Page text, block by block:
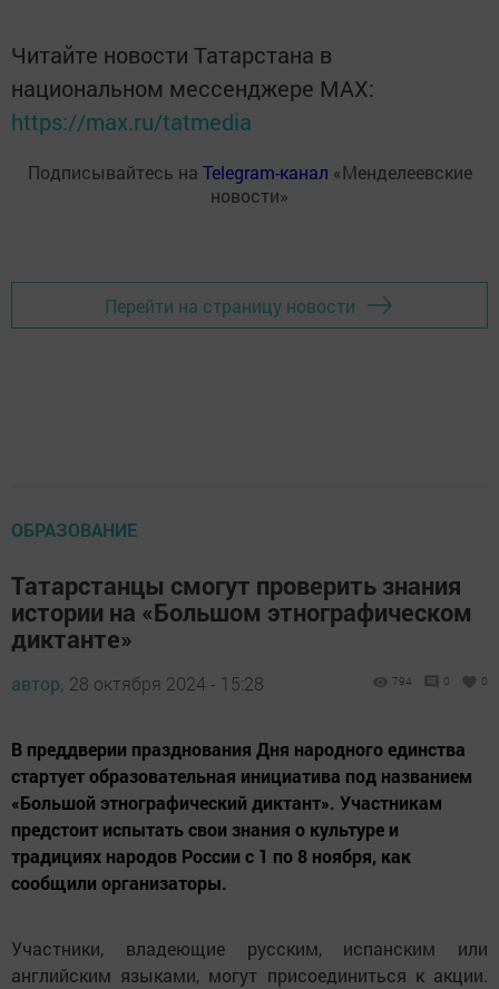
Читайте новости Татарстана в
национальном мессенджере MАХ:
https://max.ru/tatmedia
Подписывайтесь на Telegram-канал «Менделеевские
новости»
Перейти на страницу новости
ОБРАЗОВАНИЕ
Татарстанцы смогут проверить знания
истории на «Большом этнографическом
диктанте»
автор, 28 октября 2024 - 15:28 794 0 0
В преддверии празднования Дня народного единства
стартует образовательная инициатива под названием
«Большой этнографический диктант». Участникам
предстоит испытать свои знания о культуре и
традициях народов России с 1 по 8 ноября, как
сообщили организаторы.
Участники, владеющие русским, испанским или
английским языками, могут присоединиться к акции.